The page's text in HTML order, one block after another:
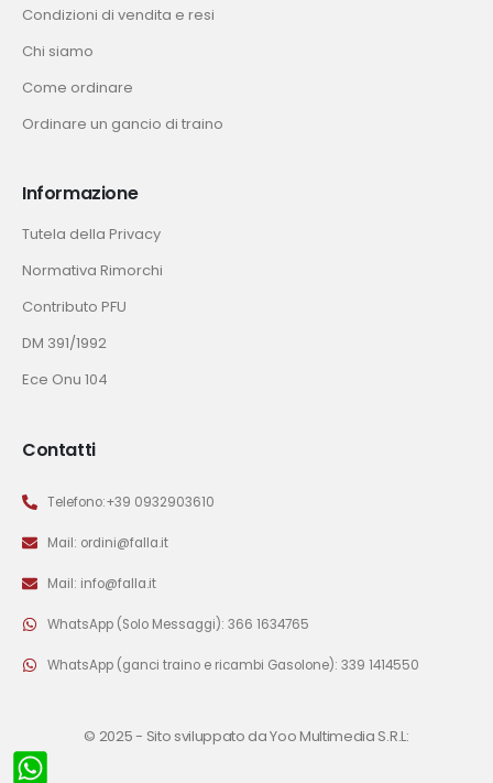
Condizioni di vendita e resi
Chi siamo
Come ordinare
Ordinare un gancio di traino
Informazione
Tutela della Privacy
Normativa Rimorchi
Contributo PFU
DM 391/1992
Ece Onu 104
Contatti
Telefono:+39 0932903610
Mail: ordini@falla.it
Mail: info@falla.it
WhatsApp (Solo Messaggi): 366 1634765
WhatsApp (ganci traino e ricambi Gasolone): 339 1414550
© 2025 - Sito sviluppato da Yoo Multimedia S.R.L: